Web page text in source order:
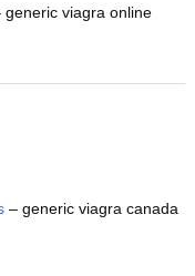
generic viagra online
– generic viagra canada